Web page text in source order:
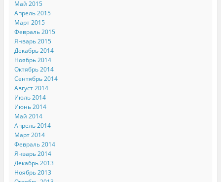
Май 2015
Апрель 2015
Март 2015
Февраль 2015
Январь 2015
Декабрь 2014
Ноябрь 2014
Октябрь 2014
Сентябрь 2014
Август 2014
Июль 2014
Июнь 2014
Май 2014
Апрель 2014
Март 2014
Февраль 2014
Январь 2014
Декабрь 2013
Ноябрь 2013